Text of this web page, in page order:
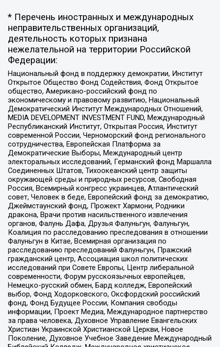
* Перечень иностранных и международных
неправительственных организаций,
деятельность которых признана
нежелательной на территории Российской
Федерации:
Национальный фонд в поддержку демократии, Институт
Открытое Общество Фонд Содействия, Фонд Открытое
общество, Американо-российский фонд по
экономическому и правовому развитию, Национальный
Демократический Институт Международных Отношений,
MEDIA DEVELOPMENT INVESTMENT FUND, Международный
Республиканский Институт, Открытая Россия, Институт
современной России, Черноморский фонд регионального
сотрудничества, Европейская Платформа за
Демократические Выборы, Международный центр
электоральных исследований, Германский фонд Маршалла
Соединенных Штатов, Тихоокеанский центр защиты
окружающей среды и природных ресурсов, Свободная
Россия, Всемирный конгресс украинцев, Атлантический
совет, Человек в беде, Европейский фонд за демократию,
Джеймстаунский фонд, Прожект Хармони, Родники
дракона, Врачи против насильственного извлечения
органов, Фалунь Дафа, Друзья Фалуньгун, Фалуньгун,
Коалиция по расследованию преследования в отношении
Фалуньгун в Китае, Всемирная организация по
расследованию преследований Фалуньгун, Пражский
гражданский центр, Ассоциация школ политических
исследований при Совете Европы, Центр либеральной
современности, Форум русскоязычных европейцев,
Немецко-русский обмен, Бард колледж, Европейский
выбор, Фонд Ходорковского, Оксфордский российский
фонд, Фонд Будущее России, Компания свободы
информации, Проект Медиа, Международное партнерство
за права человека, Духовное Управление Евангельских
Христиан Украинской Христианской Церкви, Новое
Поколение, Духовное Учебное Заведение Международный